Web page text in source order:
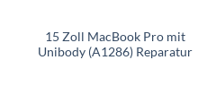
15 Zoll MacBook Pro mit
Unibody (A1286) Reparatur